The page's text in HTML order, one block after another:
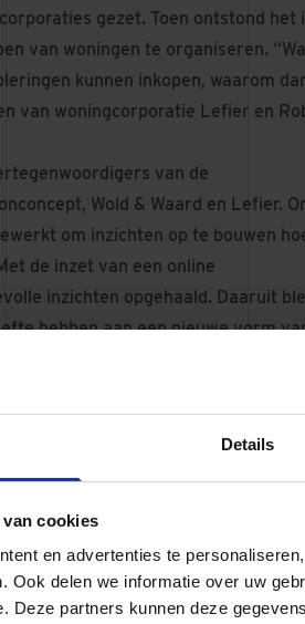
Details
cookies
en advertenties te
Ook delen we informatie over uw
Deze partners kunnen deze
gezet. Toen ontstond het
van woningen te organiseren.
kunnen inkopen, waarom
van woningcorporatie Lefier en
van de
Wold & Waard en Lefier.
om inzichten op te bouwen
de inzet van een online
inzichten opgehaald. Daaruit
hebben aan een nieuwe vorm
betaalbaarheid en productietempo,
continue bouwstroom en
nieuwe en ondernemende vorm
het mogelijk om passende sociale
te realiseren. De
jaar tijd 25 procent besparen. In een
ambitie te halen.
Drenthe nu een zogenoemd